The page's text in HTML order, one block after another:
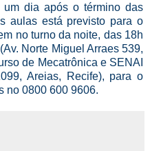
dia após o término das
aulas está previsto para o
no turno da noite, das 18h
Norte Miguel Arraes 539,
de Mecatrônica e SENAI
Areias, Recife), para o
no 0800 600 9606.